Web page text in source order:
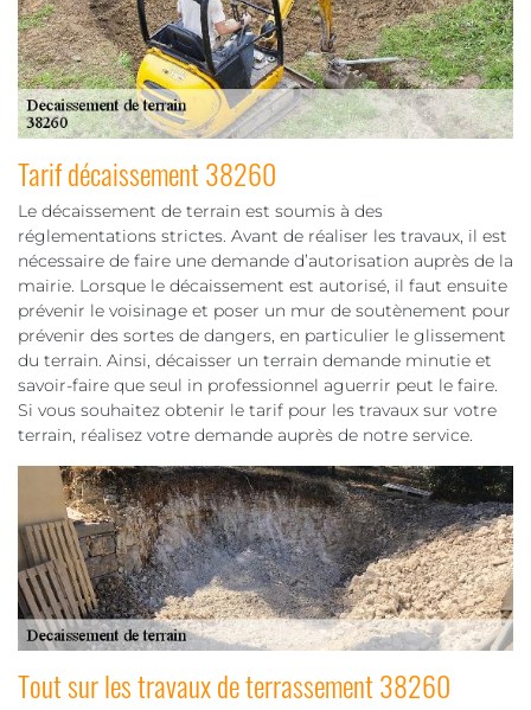
Tarif décaissement 38260
Le décaissement de terrain est soumis à des
réglementations strictes. Avant de réaliser les travaux, il est
nécessaire de faire une demande d’autorisation auprès de la
mairie. Lorsque le décaissement est autorisé, il faut ensuite
prévenir le voisinage et poser un mur de soutènement pour
prévenir des sortes de dangers, en particulier le glissement
du terrain. Ainsi, décaisser un terrain demande minutie et
savoir-faire que seul in professionnel aguerrir peut le faire.
Si vous souhaitez obtenir le tarif pour les travaux sur votre
terrain, réalisez votre demande auprès de notre service.
Tout sur les travaux de terrassement 38260